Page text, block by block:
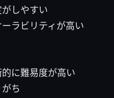
しやすい
ラビリティが高い
に難易度が高い
ち